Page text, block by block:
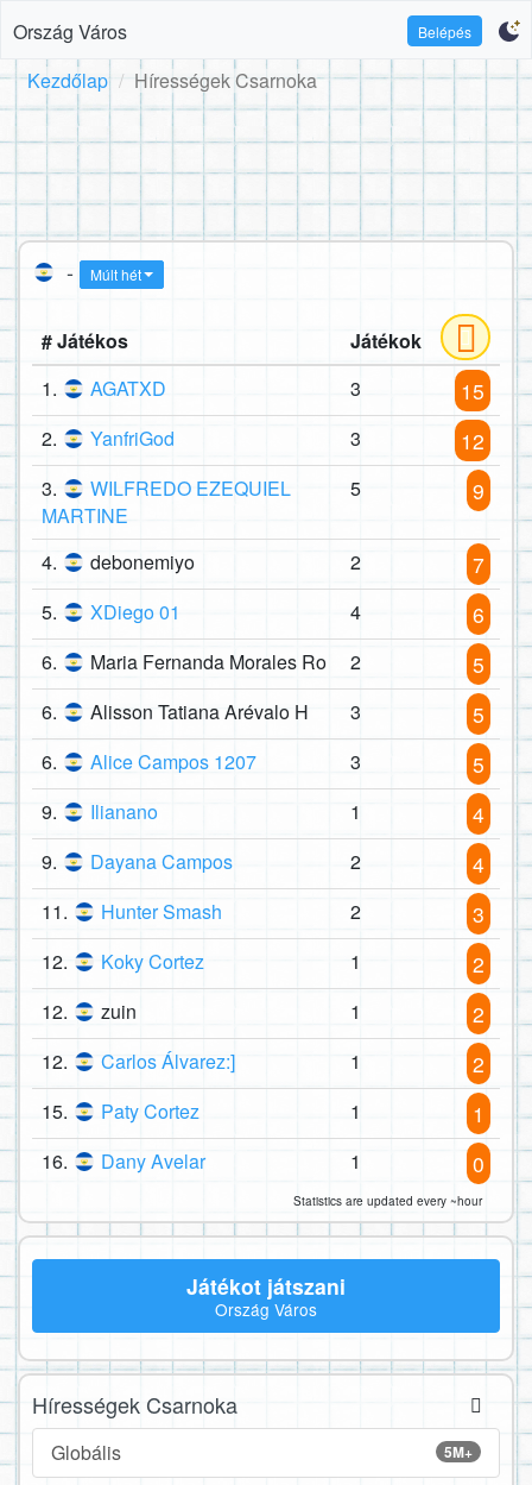
Ország Város Belépés
Kezdőlap Hírességek Csarnoka
- Múlt hét
# Játékos
Játékok
1.
AGATXD 3 15
2. YanfriGod 3 12
3.
WILFREDO EZEQUIEL
MARTINE
5 9
4. debonemiyo 2 7
5. XDiego 01 4 6
6. Maria Fernanda Morales Ro 2 5
6. Alisson Tatiana Arévalo H 3 5
6. Alice Campos 1207 3 5
9. Ilianano 1 4
9. Dayana Campos 2 4
11. Hunter Smash 2 3
12. Koky Cortez 1 2
12. zuin 1 2
12. Carlos Álvarez:] 1 2
15. Paty Cortez 1 1
16. Dany Avelar 1 0
Statistics are updated every ~hour
Játékot játszani
Ország Város
Hírességek Csarnoka
5M+
Globális